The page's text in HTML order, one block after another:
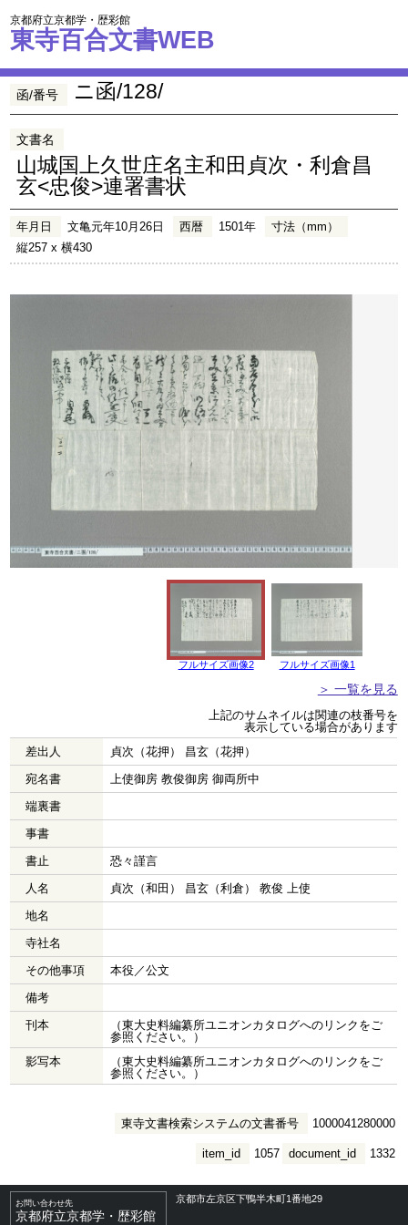
京都府立京都学・歴彩館
東寺百合文書WEB
函/番号 ニ函/128/
文書名
山城国上久世庄名主和田貞次・利倉昌
玄<忠俊>連署書状
年月日 文亀元年10月26日 西暦 1501年
寸法（mm）
縦257 x 横430
フルサイズ画像2 フルサイズ画像1
＞ 一覧を見る
上記のサムネイルは関連の枝番号を
表示している場合があります
差出人
貞次（花押） 昌玄（花押）
宛名書
上使御房 教俊御房 御両所中
端裏書
事書
書止
恐々謹言
人名
貞次（和田） 昌玄（利倉） 教俊 上使
地名
寺社名
その他事項
本役／公文
備考
刊本
（東大史料編纂所ユニオンカタログへのリンクをご
参照ください。）
影写本
（東大史料編纂所ユニオンカタログへのリンクをご
参照ください。）
東寺文書検索システムの文書番号 1000041280000
document_id 1332
item_id 1057
お問い合わせ先
京都府立京都学・歴彩館
京都市左京区下鴨半木町1番地29